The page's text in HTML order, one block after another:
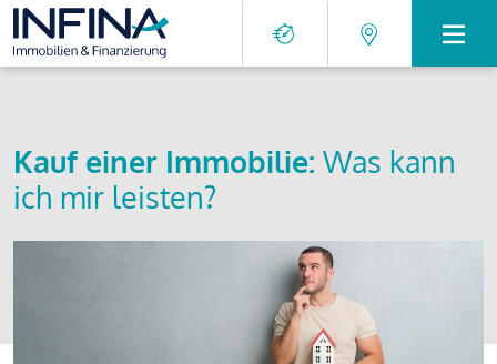
Kauf einer Immobilie: Was kann
ich mir leisten?